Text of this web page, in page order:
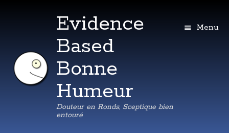
Evidence
Based
Bonne
Humeur
Douteur en Ronds, Sceptique bien
entouré
Menu